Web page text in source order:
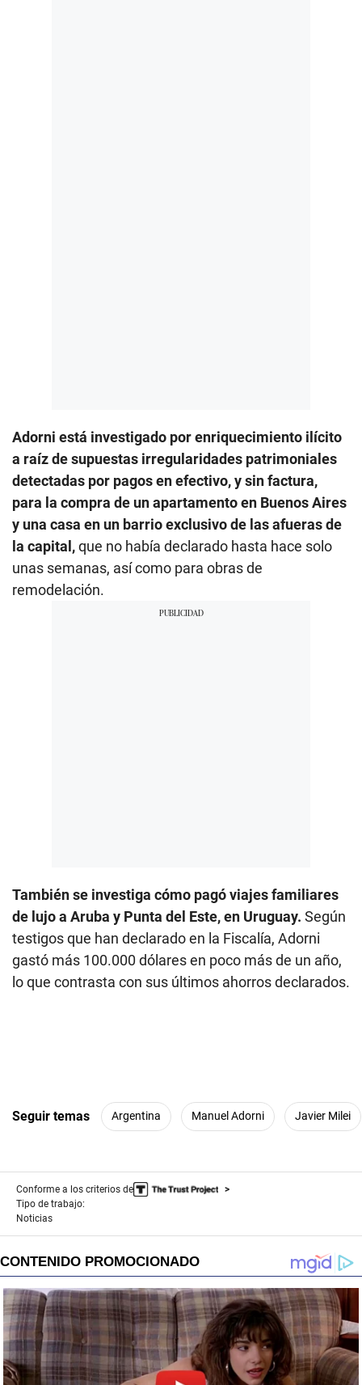
Adorni está investigado por enriquecimiento ilícito
a raíz de supuestas irregularidades patrimoniales
detectadas por pagos en efectivo, y sin factura,
para la compra de un apartamento en Buenos Aires
y una casa en un barrio exclusivo de las afueras de
la capital,que no había declarado hasta hace solo
unas semanas, así como para obras de
remodelación.
También se investiga cómo pagó viajes familiares
de lujo a Aruba y Punta del Este, en Uruguay. Según
testigos que han declarado en la Fiscalía, Adorni
gastó más 100.000 dólares en poco más de un año,
lo que contrasta con sus últimos ahorros declarados.
Seguir temas Argentina Manuel Adorni Javier Milei
Conforme a los criterios de
Tipo de trabajo:
Noticias